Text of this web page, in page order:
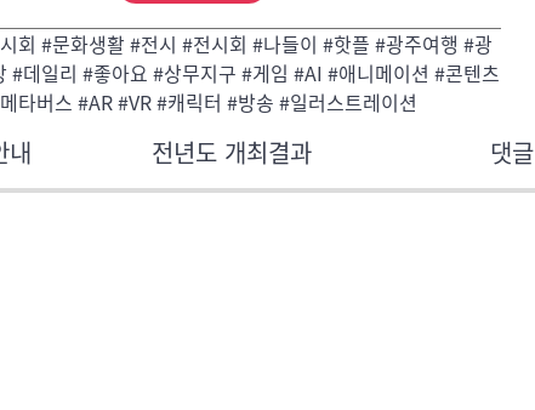
회 #문화생활 #전시 #전시회 #나들이 #핫플 #광주여행 #광
#데일리 #좋아요 #상무지구 #게임 #AI #애니메이션 #콘텐츠
타버스 #AR #VR #캐릭터 #방송 #일러스트레이션
내 전년도 개최결과 댓글